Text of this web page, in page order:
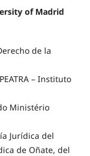
of Madrid
de la
– Instituto
Ministério
Jurídica del
de Oñate, del